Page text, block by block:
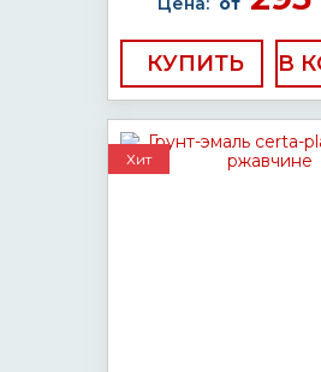
КУПИТЬ
Хит